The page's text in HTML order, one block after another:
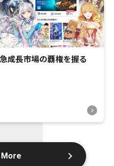
成長市場の覇権を握る